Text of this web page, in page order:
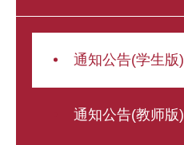
通知公告(学生版)
通知公告(教师版)